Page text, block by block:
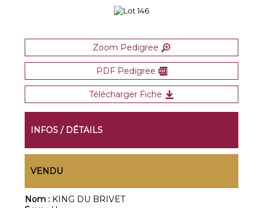
Zoom Pedigree
PDF Pedigree
Télécharger Fiche
INFOS / DÉTAILS
VENDU
Nom : KING DU BRIVET